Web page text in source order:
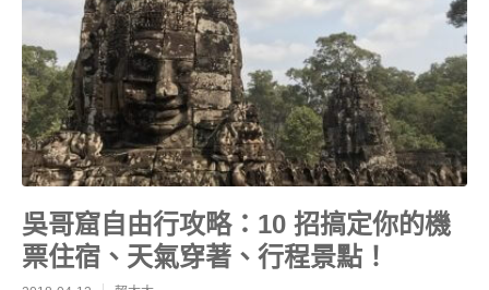
吳哥窟自由行攻略：10 招搞定你的機
票住宿、天氣穿著、行程景點！